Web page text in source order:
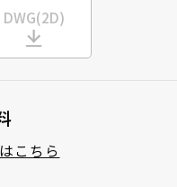
DWG(2D)
こちら